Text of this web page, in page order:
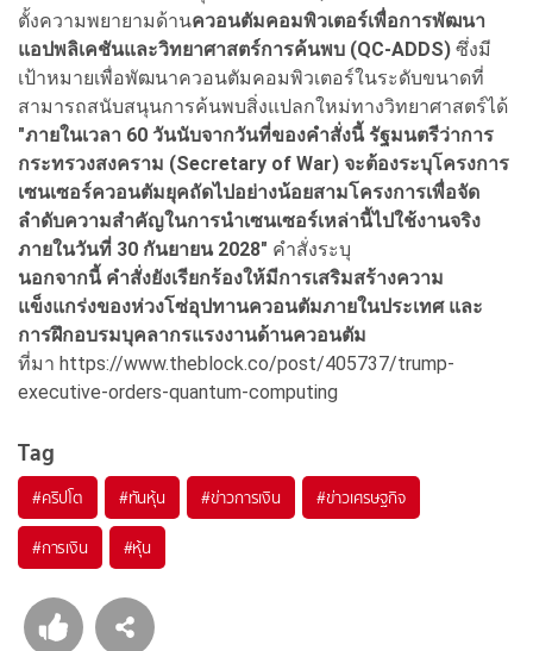
ตั้งความพยายามด้านควอนตัมคอมพิวเตอร์เพื่อการพัฒนา
แอปพลิเคชันและวิทยาศาสตร์การค้นพบ (QC-ADDS) ซึ่งมี
เป้าหมายเพื่อพัฒนาควอนตัมคอมพิวเตอร์ในระดับขนาดที่
สามารถสนับสนุนการค้นพบสิ่งแปลกใหม่ทางวิทยาศาสตร์ได้
"ภายในเวลา 60 วันนับจากวันที่ของคำสั่งนี้ รัฐมนตรีว่าการ
กระทรวงสงคราม (Secretary of War) จะต้องระบุโครงการ
เซนเซอร์ควอนตัมยุคถัดไปอย่างน้อยสามโครงการเพื่อจัด
ลำดับความสำคัญในการนำเซนเซอร์เหล่านี้ไปใช้งานจริง
ภายในวันที่ 30 กันยายน 2028" คำสั่งระบุ
นอกจากนี้ คำสั่งยังเรียกร้องให้มีการเสริมสร้างความ
แข็งแกร่งของห่วงโซ่อุปทานควอนตัมภายในประเทศ และ
การฝึกอบรมบุคลากรแรงงานด้านควอนตัม
ที่มา https://www.theblock.co/post/405737/trump-
executive-orders-quantum-computing
Tag
#คริปโต #ทันหุ้น #ข่าวการเงิน #ข่าวเศรษฐกิจ
#การเงิน #หุ้น